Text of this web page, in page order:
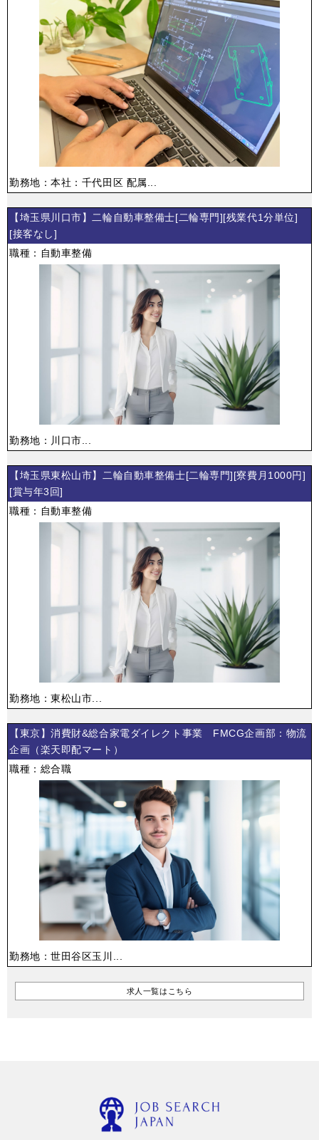
勤務地：本社：千代田区 配属...
【埼玉県川口市】二輪自動車整備士[二輪専門][残業代1分単位]
[接客なし]
職種：自動車整備
勤務地：川口市...
【埼玉県東松山市】二輪自動車整備士[二輪専門][寮費月1000円]
[賞与年3回]
職種：自動車整備
勤務地：東松山市...
【東京】消費財&総合家電ダイレクト事業 FMCG企画部：物流
企画（楽天即配マート）
職種：総合職
勤務地：世田谷区玉川...
求人一覧はこちら